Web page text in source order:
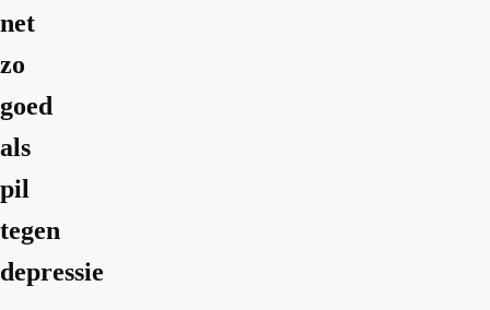
net
zo
goed
als
pil
tegen
depressie